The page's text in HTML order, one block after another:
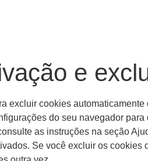
e
excluir cookies
do seu navegador
as instruções na seção
Se você excluir os